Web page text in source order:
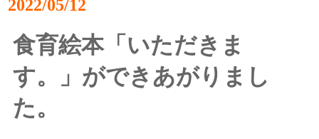
2022/05/12
食育絵本「いただきま
す。」ができあがりまし
た。